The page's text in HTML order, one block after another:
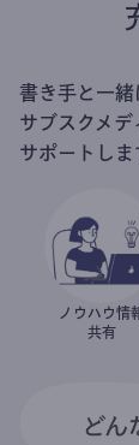
書き手と一緒
サブスクメ
サポートしま
ノウハウ情
共有